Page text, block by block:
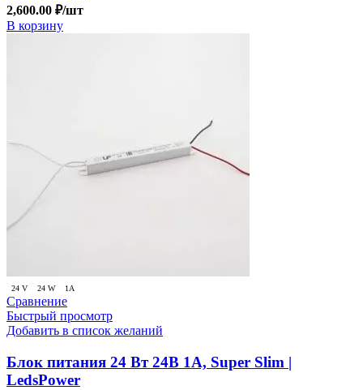
2,600.00 ₽/шт
В корзину
24 V 24 W 1A
Сравнение
Быстрый просмотр
Добавить в список желаний
Блок питания 24 Вт 24В 1A, Super Slim |
LedsPower